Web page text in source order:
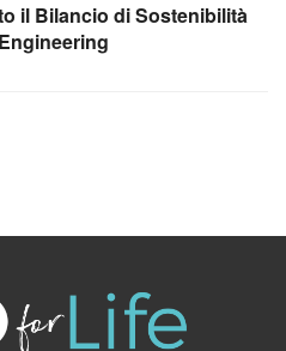
il Bilancio di Sostenibilità